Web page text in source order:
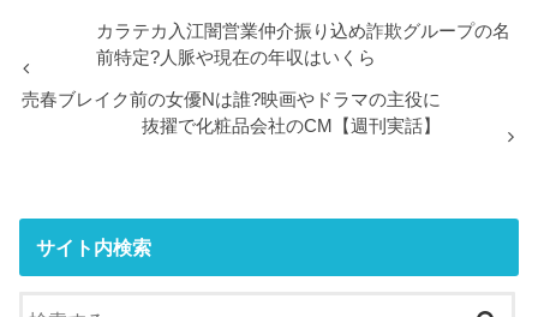
カラテカ入江闇営業仲介振り込め詐欺グループの名
前特定?人脈や現在の年収はいくら
売春ブレイク前の女優Nは誰?映画やドラマの主役に
抜擢で化粧品会社のCM【週刊実話】
サイト内検索